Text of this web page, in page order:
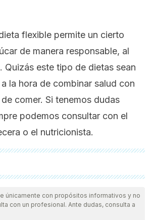
flexible permite un cierto
de manera responsable, al
Quizás este tipo de dietas sean
la hora de combinar salud con
comer. Si tenemos dudas
podemos consultar con el
o el nutricionista.
fueron revisadas a profundidad por
asegurar su calidad, confiabilidad,
bibliografía de este artículo fue
únicamente con propósitos informativos y no
con un profesional. Ante dudas, consulta a